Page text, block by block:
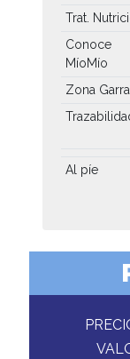
Trat.
Conoce
MíoMío
Zona
Al píe